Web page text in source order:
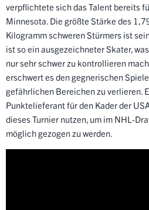
verpflichtete sich das Talent bereits
Minnesota. Die größte Stärke des
Kilogramm schweren Stürmers ist
ist so ein ausgezeichneter Skater,
nur sehr schwer zu kontrollieren
erschwert es den gegnerischen
gefährlichen Bereichen zu verlieren.
Punktelieferant für den Kader der
dieses Turnier nutzen, um im NHL-
möglich gezogen zu werden.